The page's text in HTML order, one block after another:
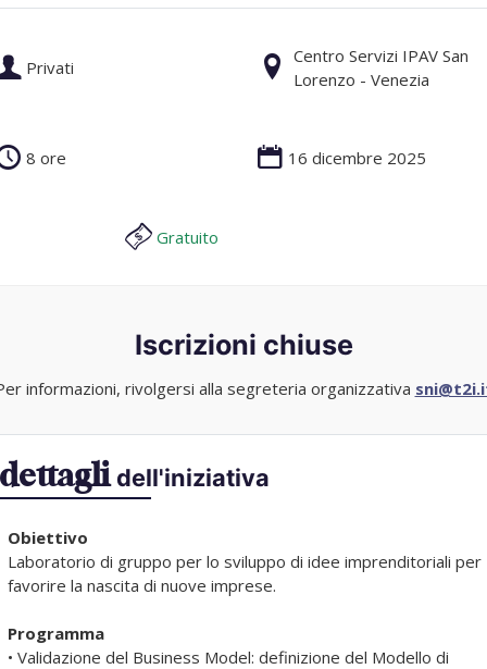
Privati
Centro Servizi IPAV San
Lorenzo - Venezia
8 ore 16 dicembre 2025
Gratuito
Iscrizioni chiuse
informazioni, rivolgersi alla segreteria organizzativa
dettagli dell'iniziativa
Obiettivo
Laboratorio di gruppo per lo sviluppo di idee imprenditoriali per
favorire la nascita di nuove imprese.
Programma
• Validazione del Business Model: definizione del Modello di